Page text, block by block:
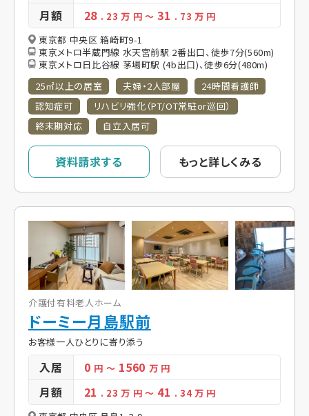
月額 28 . 23万 円 ～ 31 . 73 万 円
東京都 中央区 箱崎町9-1
東京メトロ半蔵門線 水天宮前駅 2番出口、徒歩7分(560m)
東京メトロ日比谷線 茅場町駅 (4b出口)、徒歩6分(480m)
25㎡以上の居室
夫婦・2人部屋
24時間看護師
認知症可
リハビリ強化（PT/OT常駐or巡回）
終末期対応
自立入居可
資料請求する もっと詳しくみる
介護付有料老人ホーム
ドーミー月島駅前
お客様一人ひとりに寄り添う
入居 0 円 ～ 1560 万 円
月額 21 . 23万 円 ～ 41 . 34万 円